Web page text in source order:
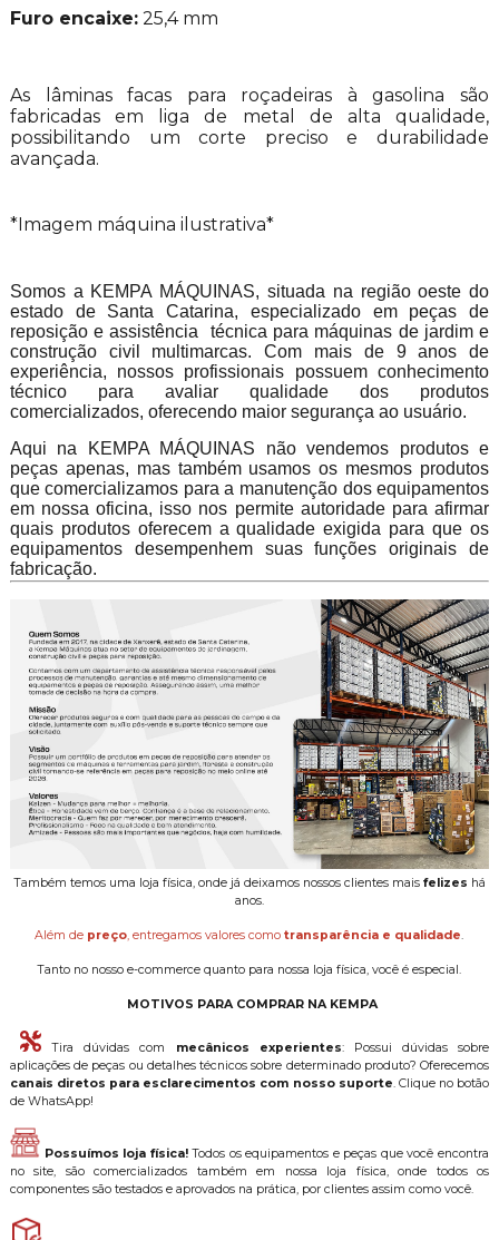
Furo encaixe:25,4 mm
As lâminas facas para roçadeiras à gasolina são
fabricadas em liga de metal de alta qualidade,
possibilitando um corte preciso e durabilidade
avançada.
*Imagem máquina ilustrativa*
Somos a KEMPA MÁQUINAS, situada na região oeste do
estado de Santa Catarina, especializado em peças de
reposição e assistência técnica para máquinas de jardim e
construção civil multimarcas. Com mais de 9 anos de
experiência, nossos profissionais possuem conhecimento
técnico para avaliar qualidade dos produtos
comercializados, oferecendo maior segurança ao usuário.
Aqui na KEMPA MÁQUINAS não vendemos produtos e
peças apenas, mas também usamos os mesmos produtos
que comercializamos para a manutenção dos equipamentos
em nossa oficina, isso nos permite autoridade para afirmar
quais produtos oferecem a qualidade exigida para que os
equipamentos desempenhem suas funções originais de
fabricação.
Também temos uma loja física, onde já deixamos nossos clientes mais felizes há
anos.
Além de preço, entregamos valores comotransparência e qualidade.
Tanto no nosso e-commerce quanto para nossa loja física, você é especial.
MOTIVOS PARA COMPRAR NA KEMPA
Tira dúvidas com mecânicos experientes: Possui dúvidas sobre
aplicações de peças ou detalhes técnicos sobre determinado produto? Oferecemos
canais diretos para esclarecimentos com nosso suporte. Clique no botão
de WhatsApp!
Possuímos loja física!Todos os equipamentos e peças que você encontra
no site, são comercializados também em nossa loja física, onde todos os
componentes são testados e aprovados na prática, por clientes assim como você.